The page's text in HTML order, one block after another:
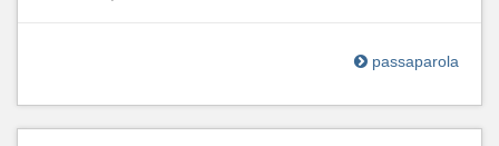
passaparola